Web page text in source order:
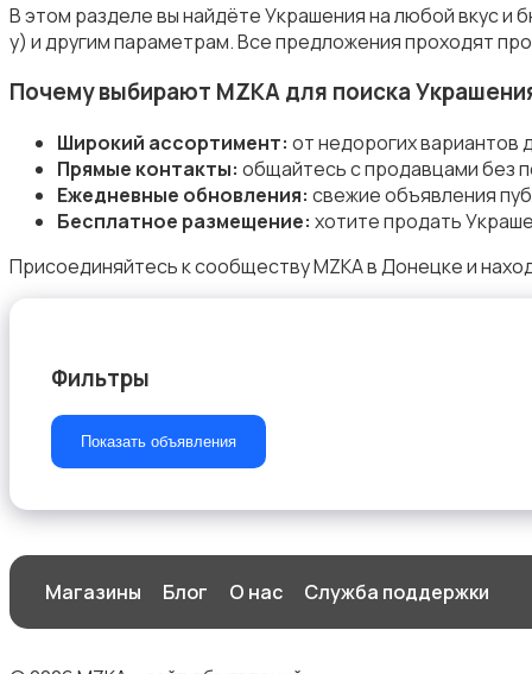
Посуда
Другое
В этом разделе вы найдёте Украшения на любой вкус
у) и другим параметрам. Все предложения проходят
Почему выбирают MZKA для поиска
Широкий ассортимент: от недорогих
Прямые контакты: общайтесь с продавцами без
Ежедневные обновления: свежие объявления
Бесплатное размещение: хотите продать
Присоединяйтесь к сообществу MZKA в Донецке и
Фильтры
Показать объявления
Магазины Блог О нас Служба поддержки